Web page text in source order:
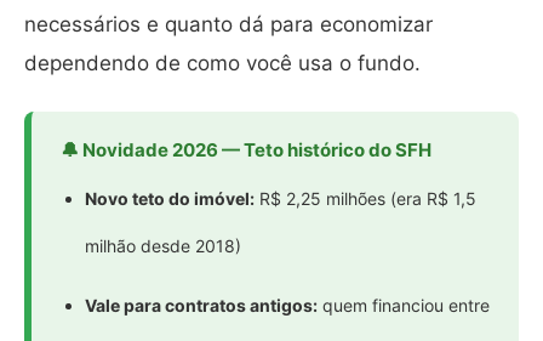
necessários e quanto dá para economizar
dependendo de como você usa o fundo.
🔔 Novidade 2026 — Teto histórico do SFH
Novo teto do imóvel: R$ 2,25 milhões (era R$ 1,5
milhão desde 2018)
Vale para contratos antigos: quem financiou entre